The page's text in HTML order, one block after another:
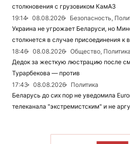
столкновения с грузовиком КамАЗ
19:14
08.08.2026
Безопасность,
Украина не угрожает Беларуси, но
столкнется в случае присоединения
18:46
08.08.2026
Общество, Политика
Дедок за жесткую люстрацию после
Турарбекова — против
17:43
08.08.2026
Политика
Беларусь до сих пор не уведомила
телеканала "экстремистским" и не